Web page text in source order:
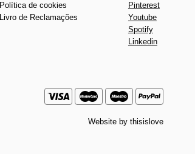
Política de cookies
Livro de Reclamações
Pinterest
Youtube
Spotify
Linkedin
Website by thisislove